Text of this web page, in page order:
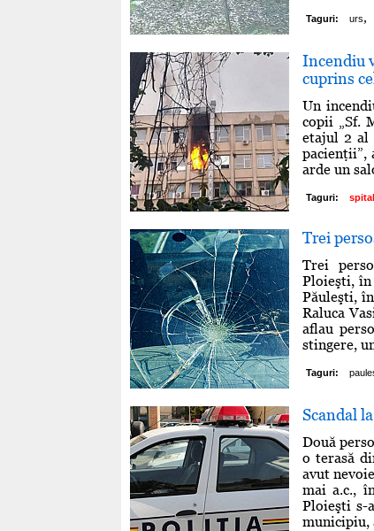
Taguri: urs,
Incendiu
cuprins
Un
copii „Sf.
etajul 2 al
pacienţii”,
arde un
Taguri: spital
Trei
Trei
Ploieşti, în
Păuleşti,
Raluca
aflau
stingere,
Taguri:
Scandal
Două
o terasă
avut
mai a.c.,
Ploieşti s-
municipiu,